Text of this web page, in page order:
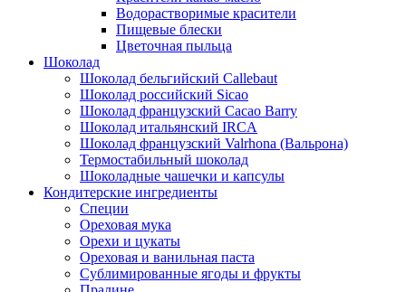
Водорастворимые красители
Пищевые блески
Цветочная пыльца
Шоколад
Шоколад бельгийский Callebaut
Шоколад российский Sicao
Шоколад французский Cacao Barry
Шоколад итальянский IRCA
Шоколад французский Valrhona (Вальрона)
Термостабильный шоколад
Шоколадные чашечки и капсулы
Кондитерские ингредиенты
Специи
Ореховая мука
Орехи и цукаты
Ореховая и ванильная паста
Сублимированные ягоды и фрукты